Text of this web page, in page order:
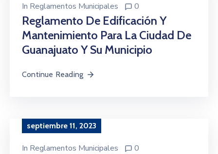
In Reglamentos Municipales 0
Reglamento De Edificación Y
Mantenimiento Para La Ciudad De
Guanajuato Y Su Municipio
Continue Reading
septiembre 11, 2023
In Reglamentos Municipales 0